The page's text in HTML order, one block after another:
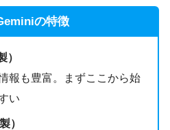
の特徴
）
報も豊富。まずここから始
い
）